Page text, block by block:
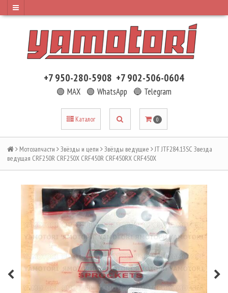
+7 950-280-5908 +7 902-506-0604
🟢 MAX 🟢 WhatsApp 🔵 Telegram
Каталог 0
Мотозапчасти Звёзды и цепи Звёзды ведущие
JT JTF284.13SC Звезда
ведущая CRF250R CRF250X CRF450R CRF450RX CRF450X